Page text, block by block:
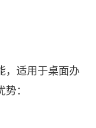
，适用于桌面办
：